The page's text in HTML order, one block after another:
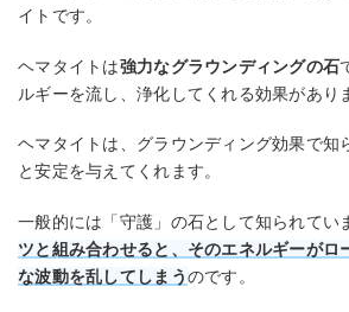
イトです。
ヘマタイトは強力なグラウンディングの石
ルギーを流し、浄化してくれる効果があり
ヘマタイトは、グラウンディング効果で知
と安定を与えてくれます。
一般的には「守護」の石として知られてい
ツと組み合わせると、そのエネルギーがロ
な波動を乱してしまうのです。